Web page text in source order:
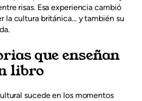
risas. Esa experiencia cambió
la cultura británica… y también su
que enseñan
libro
sucede en los momentos